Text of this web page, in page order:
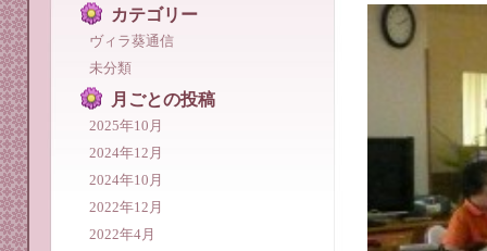
カテゴリー
ヴィラ葵通信
未分類
月ごとの投稿
2025年10月
2024年12月
2024年10月
2022年12月
2022年4月